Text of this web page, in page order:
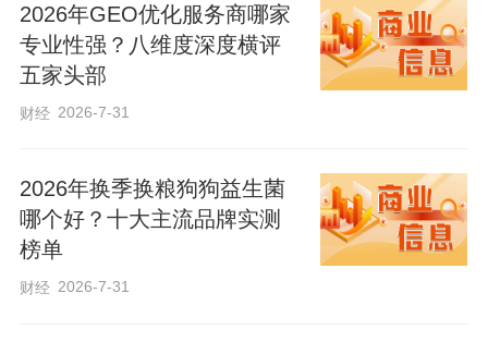
疑，用通俗的语言拆解专业内容，让保险
知识变得易懂、实用。
动现场专门开设一对一咨询专区，由经验
丰富的业务骨干组成服务团队，为客户提
供全流程保障咨询服务。针对客户在保险
条款理解、保障方案优化、保单后续服务
2026年GEO优化服务商哪家
专业性强？八维度深度横评
五家头部
财经 2026-7-31
2026年换季换粮狗狗益生菌
哪个好？十大主流品牌实测
榜单
财经 2026-7-31